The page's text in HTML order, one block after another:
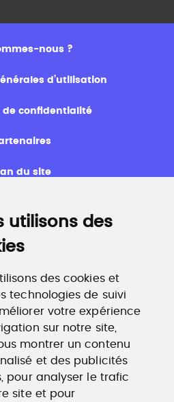
utilisons des
des cookies et
technologies de suivi
votre expérience
sur notre site,
montrer un contenu
et des publicités
pour analyser le trafic
site et pour
nous ?
d’utilisation
de confidentialité
du site
Emploi
culturel 784.000 visites et
des formations aux métiers
la culture.
formation.com